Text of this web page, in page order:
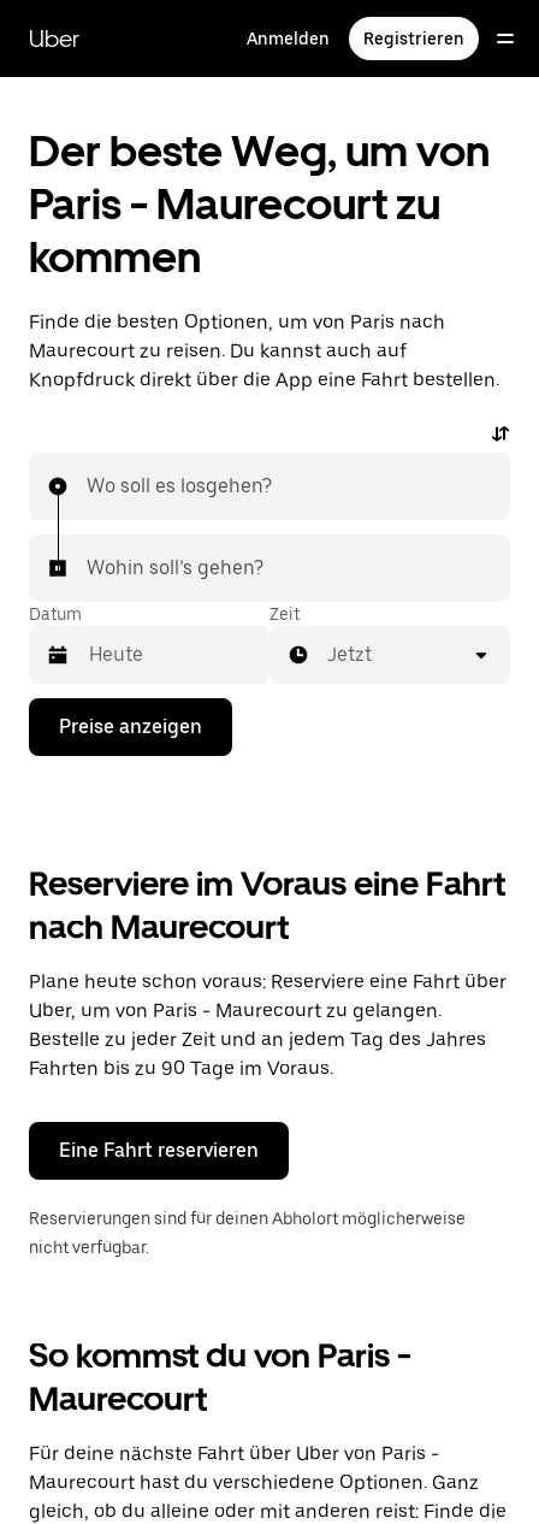
zum
Hauptinhalt
Uber Anmelden Registrieren
Der beste Weg, um von
Paris - Maurecourt zu
kommen
Finde die besten Optionen, um von Paris nach
Maurecourt zu reisen. Du kannst auch auf
Knopfdruck direkt über die App eine Fahrt bestellen.
Wo soll es losgehen?
Wohin soll’s gehen?
Datum
Drücke
Nach-
Kalender
interagieren
ein
Datum
auszuwählen.
Drücke
die
Escape-
um
den
Kalender
schließen.
Zeit
Jetzt
Preise anzeigen
Reserviere im Voraus eine Fahrt
nach Maurecourt
Plane heute schon voraus: Reserviere eine Fahrt über
Uber, um von Paris - Maurecourt zu gelangen.
Bestelle zu jeder Zeit und an jedem Tag des Jahres
Fahrten bis zu 90 Tage im Voraus.
Eine Fahrt reservieren
Reservierungen sind für deinen Abholort möglicherweise
nicht verfügbar.
So kommst du von Paris -
Maurecourt
Für deine nächste Fahrt über Uber von Paris -
Maurecourt hast du verschiedene Optionen. Ganz
gleich, ob du alleine oder mit anderen reist: Finde die